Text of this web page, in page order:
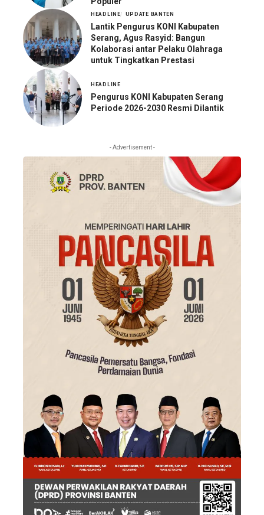
HEADLINE UPDATE BANTEN
Lantik Pengurus KONI Kabupaten
Serang, Agus Rasyid: Bangun
Kolaborasi antar Pelaku Olahraga
untuk Tingkatkan Prestasi
HEADLINE
Pengurus KONI Kabupaten Serang
Periode 2026-2030 Resmi Dilantik
- Advertisement -